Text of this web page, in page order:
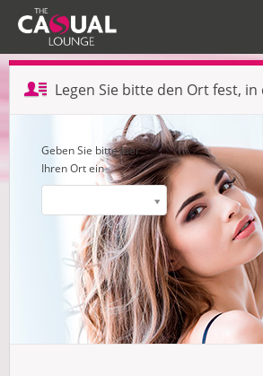
Profil erstellen — Schritt 1 von 3
Legen Sie bitte den Ort fest, in
Geben Sie bitte hier
Ihren Ort ein